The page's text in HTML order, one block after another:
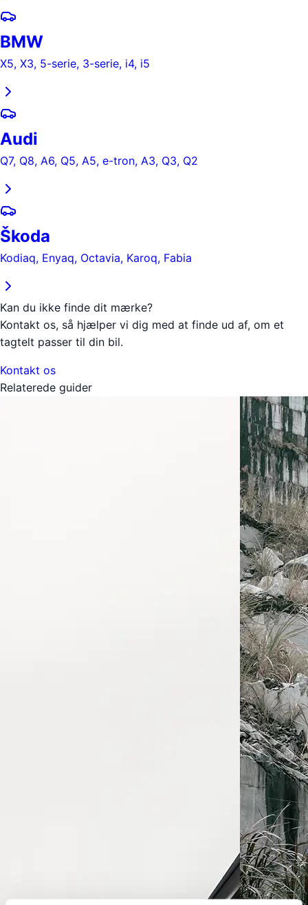
BMW
X5, X3, 5-serie, 3-serie, i4, i5
Audi
Q7, Q8, A6, Q5, A5, e-tron, A3, Q3, Q2
Škoda
Kodiaq, Enyaq, Octavia, Karoq, Fabia
Kan du ikke finde dit mærke?
Kontakt os, så hjælper vi dig med at finde ud af, om et
tagtelt passer til din bil.
Kontakt os
Relaterede guider